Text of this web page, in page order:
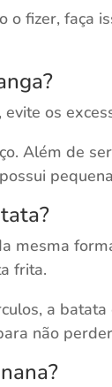
o fizer, faça
os
Além de
mesma
frita.
a
não